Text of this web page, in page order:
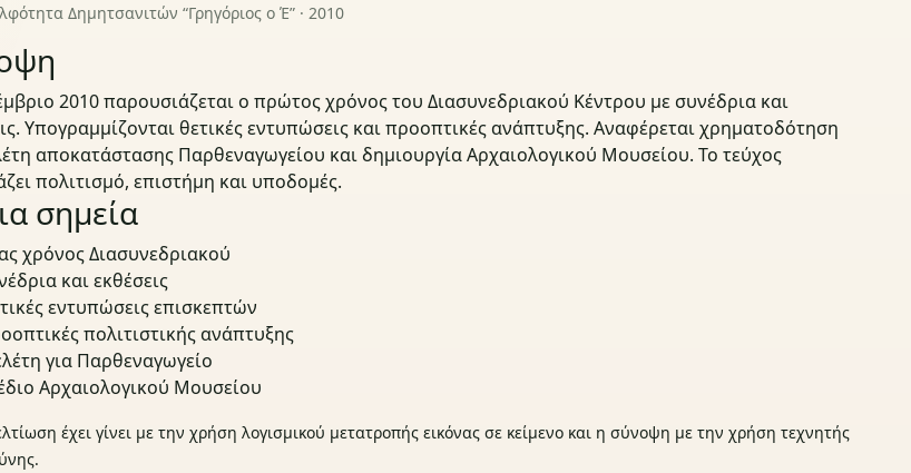
Δημητσανιτών “Γρηγόριος ο Έ” · 2010
2010 παρουσιάζεται ο πρώτος χρόνος του Διασυνεδριακού Κέντρου με συνέδρια και
Υπογραμμίζονται θετικές εντυπώσεις και προοπτικές ανάπτυξης. Αναφέρεται χρηματοδότηση
αποκατάστασης Παρθεναγωγείου και δημιουργία Αρχαιολογικού Μουσείου. Το τεύχος
πολιτισμό, επιστήμη και υποδομές.
σημεία
χρόνος Διασυνεδριακού
και εκθέσεις
εντυπώσεις επισκεπτών
πολιτιστικής ανάπτυξης
για Παρθεναγωγείο
Αρχαιολογικού Μουσείου
έχει γίνει με την χρήση λογισμικού μετατροπής εικόνας σε κείμενο και η σύνοψη με την χρήση τεχνητής